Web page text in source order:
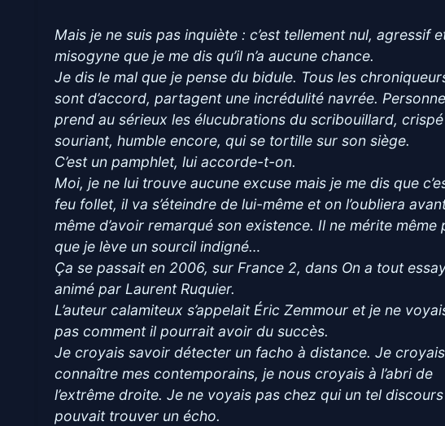
Mais je ne suis pas inquiète : c’est tellement nul, agressif
misogyne que je me dis qu’il n’a aucune chance.
Je dis le mal que je pense du bidule. Tous les
sont d’accord, partagent une incrédulité navrée.
prend au sérieux les élucubrations du scribouillard,
souriant, humble encore, qui se tortille sur son siège.
C’est un pamphlet, lui accorde-t-on.
Moi, je ne lui trouve aucune excuse mais je me dis que
feu follet, il va s’éteindre de lui-même et on l’oubliera
même d’avoir remarqué son existence. Il ne mérite même
que je lève un sourcil indigné…
Ça se passait en 2006, sur France 2, dans On a tout
animé par Laurent Ruquier.
L’auteur calamiteux s’appelait Éric Zemmour et je ne
pas comment il pourrait avoir du succès.
Je croyais savoir détecter un facho à distance. Je croyais
connaître mes contemporains, je nous croyais à l’abri de
l’extrême droite. Je ne voyais pas chez qui un tel discours
pouvait trouver un écho.